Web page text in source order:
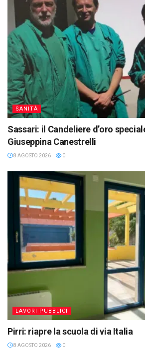
SANITÀ
Sassari: il Candeliere d’oro
Giuseppina Canestrelli
8 AGOSTO 2026 0
LAVORI PUBBLICI
Pirri: riapre la scuola di via Italia
8 AGOSTO 2026 0